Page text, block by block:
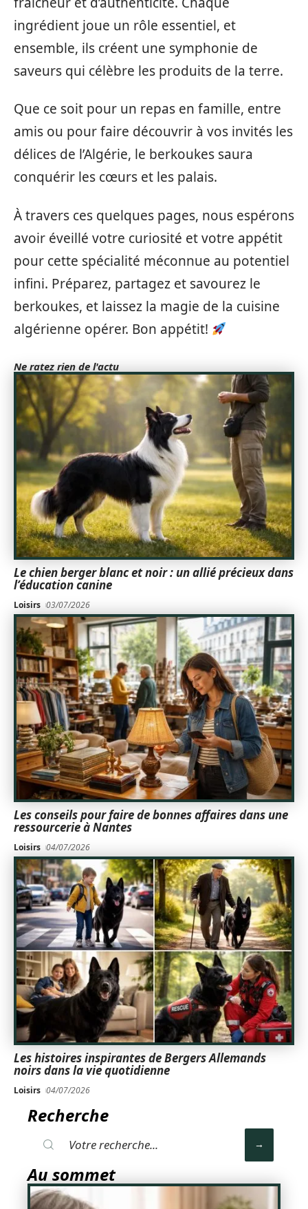
ingrédient joue un rôle essentiel, et
ensemble, ils créent une symphonie de
saveurs qui célèbre les produits de la terre.
Que ce soit pour un repas en famille, entre
amis ou pour faire découvrir à vos invités les
délices de l’Algérie, le berkoukes saura
conquérir les cœurs et les palais.
À travers ces quelques pages, nous espérons
avoir éveillé votre curiosité et votre appétit
pour cette spécialité méconnue au potentiel
infini. Préparez, partagez et savourez le
berkoukes, et laissez la magie de la cuisine
algérienne opérer. Bon appétit!
Ne ratez rien de l'actu
Le chien berger blanc et noir : un allié précieux dans
l’éducation canine
Loisirs 03/07/2026
Les conseils pour faire de bonnes affaires dans une
ressourcerie à Nantes
Loisirs 04/07/2026
Les histoires inspirantes de Bergers Allemands
noirs dans la vie quotidienne
Loisirs 04/07/2026
Recherche
Au sommet